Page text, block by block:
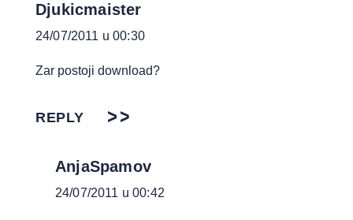
Djukicmaister
24/07/2011 u 00:30
Zar postoji download?
REPLY
AnjaSpamov
24/07/2011 u 00:42